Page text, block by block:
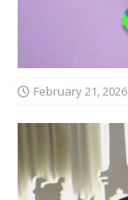
February 21, 2026